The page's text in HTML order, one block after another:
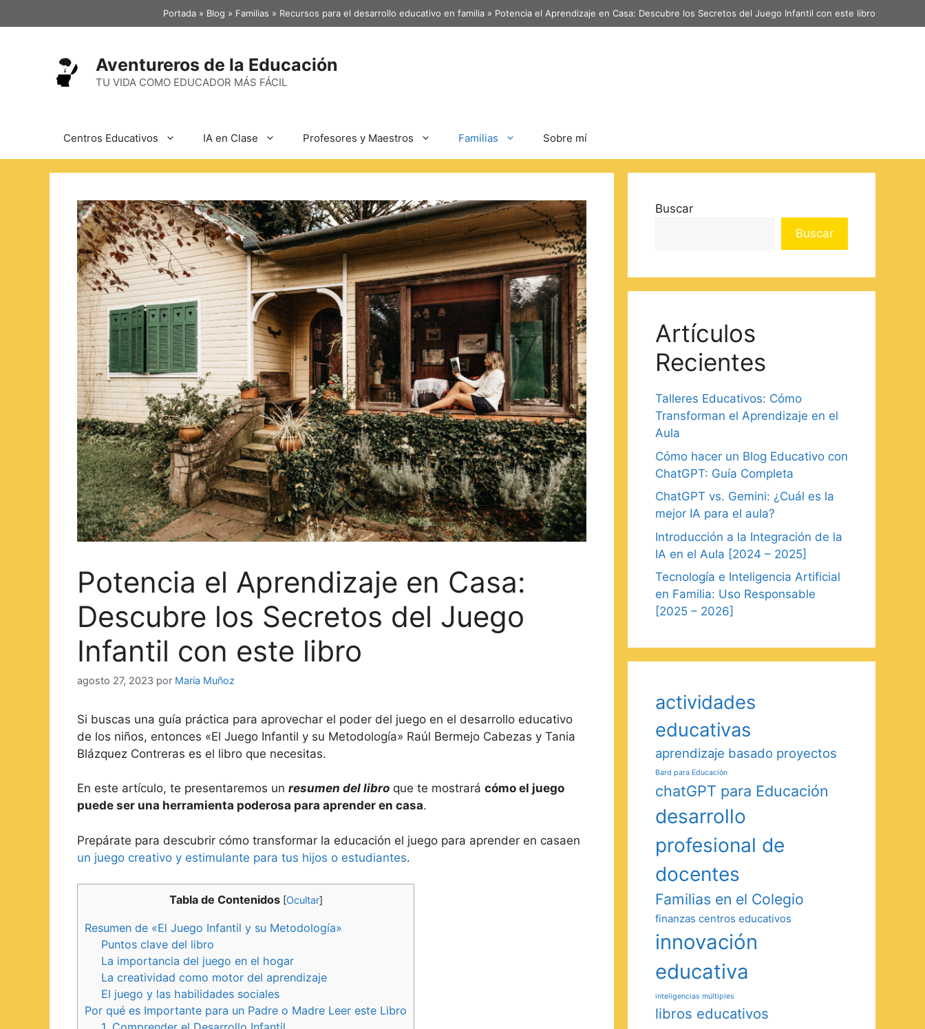
Portada » Blog » Familias » Recursos para el desarrollo educativo en familia » Potencia el Aprendizaje en Casa: Descubre los Secretos del Juego Infantil con este libro
Aventureros de la Educación
TU VIDA COMO EDUCADOR MÁS FÁCIL
Centros Educativos IA en Clase Profesores y Maestros Familias Sobre mí
Potencia el Aprendizaje en Casa:
Descubre los Secretos del Juego
Infantil con este libro
agosto 27, 2023 por María Muñoz
Si buscas una guía práctica para aprovechar el poder del juego en el desarrollo educativo
de los niños, entonces «El Juego Infantil y su Metodología» Raúl Bermejo Cabezas y Tania
Blázquez Contreras es el libro que necesitas.
En este artículo, te presentaremos un resumen del libro que te mostrará cómo el juego
puede ser una herramienta poderosa para aprender en casa.
Prepárate para descubrir cómo transformar la educación el juego para aprender en casaen
un juego creativo y estimulante para tus hijos o estudiantes.
Tabla de Contenidos [Ocultar]
Resumen de «El Juego Infantil y su Metodología»
Puntos clave del libro
La importancia del juego en el hogar
La creatividad como motor del aprendizaje
El juego y las habilidades sociales
Por qué es Importante para un Padre o Madre Leer este Libro
Buscar
Buscar
Artículos
Recientes
Talleres Educativos: Cómo
Transforman el Aprendizaje en el
Aula
Cómo hacer un Blog Educativo con
ChatGPT: Guía Completa
ChatGPT vs. Gemini: ¿Cuál es la
mejor IA para el aula?
Introducción a la Integración de la
IA en el Aula [2024 – 2025]
Tecnología e Inteligencia Artificial
en Familia: Uso Responsable
[2025 – 2026]
actividades
educativas
aprendizaje basado proyectos
Bard para Educación
chatGPT para Educación
desarrollo
profesional de
docentes
Familias en el Colegio
finanzas centros educativos
innovación
educativa
inteligencias múltiples
libros educativos